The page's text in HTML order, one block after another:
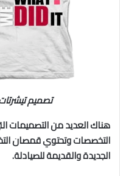
تصميم
هناك العديد من التصميمات
التخصصات وتحتوي قمصان
الجديدة والقديمة للصيادلة.